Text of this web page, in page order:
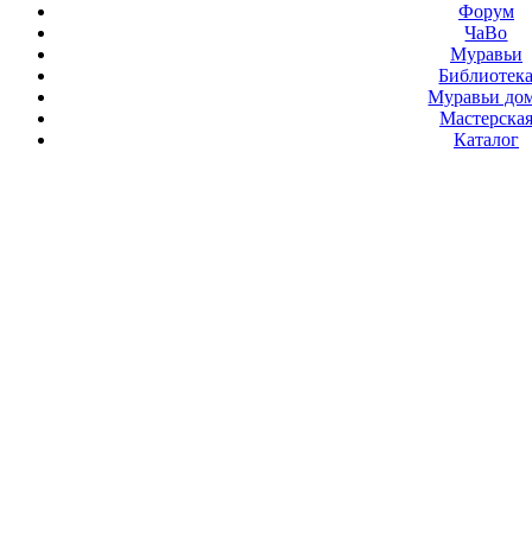
Форум
ЧаВо
Муравьи
Муравьи
Мастерская
Каталог